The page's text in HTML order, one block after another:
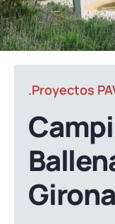
.Proyectos
Girona